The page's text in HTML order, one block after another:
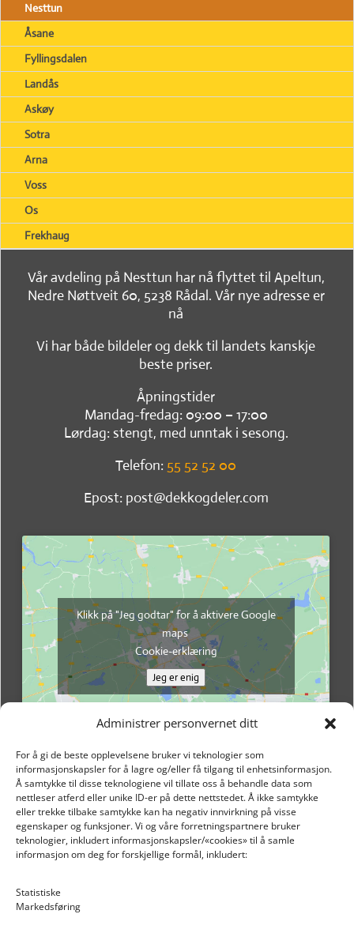
Administrer personvernet ditt
For å gi de beste opplevelsene bruker vi teknologier som
informasjonskapsler for å lagre og/eller få tilgang til enhetsinformasjon.
Å samtykke til disse teknologiene vil tillate oss å behandle data som
nettleser atferd eller unike ID-er på dette nettstedet. Å ikke samtykke
eller trekke tilbake samtykke kan ha negativ innvirkning på visse
egenskaper og funksjoner. Vi og våre forretningspartnere bruker
teknologier, inkludert informasjonskapsler/«cookies» til å samle
informasjon om deg for forskjellige formål, inkludert:
Statistiske
Markedsføring
Nesttun
Åsane
Fyllingsdalen
Landås
Askøy
Sotra
Arna
Voss
Os
Frekhaug
Vår avdeling på Nesttun har nå flyttet til Apeltun,
Nedre Nøttveit 60, 5238 Rådal. Vår nye adresse er
nå
Vi har både bildeler og dekk til landets kanskje
beste priser.
Åpningstider
Mandag-fredag: 09:00 – 17:00
Lørdag: stengt, med unntak i sesong.
Telefon: 55 52 52 00
Epost: post@dekkogdeler.com
Klikk på "Jeg godtar" for å aktivere Google
maps
Cookie-erklæring
Jeg er enig